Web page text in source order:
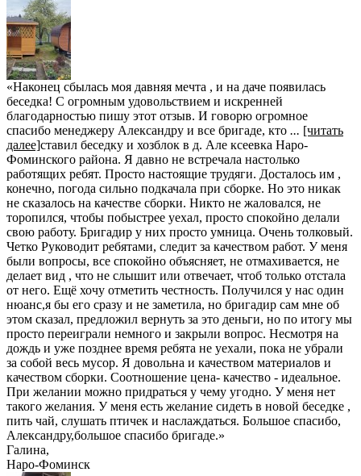
«Наконец сбылась моя давняя мечта , и на даче появилась
беседка! С огромным удовольствием и искренней
благодарностью пишу этот отзыв. И говорю огромное
спасибо менеджеру Александру и все бригаде, кто ... [читать
далее]ставил беседку и хозблок в д. Але ксеевка Наро-
Фоминского района. Я давно не встречала настолько
работящих ребят. Просто настоящие трудяги. Досталось им ,
конечно, погода сильно подкачала при сборке. Но это никак
не сказалось на качестве сборки. Никто не жаловался, не
торопился, чтобы побыстрее уехал, просто спокойно делали
свою работу. Бригадир у них просто умница. Очень толковый.
Четко Руководит ребятами, следит за качеством работ. У меня
были вопросы, все спокойно объясняет, не отмахивается, не
делает вид , что не слышит или отвечает, чтоб только отстала
от него. Ещё хочу отметить честность. Получился у нас один
нюанс,я бы его сразу и не заметила, но бригадир сам мне об
этом сказал, предложил вернуть за это деньги, но по итогу мы
просто переиграли немного и закрыли вопрос. Несмотря на
дождь и уже позднее время ребята не уехали, пока не убрали
за собой весь мусор. Я довольна и качеством материалов и
качеством сборки. Соотношение цена- качество - идеальное.
При желании можно придраться у чему угодно. У меня нет
такого желания. У меня есть желание сидеть в новой беседке ,
пить чай, слушать птичек и наслаждаться. Большое спасибо,
Александру,большое спасибо бригаде.»
Галина,
Наро-Фоминск